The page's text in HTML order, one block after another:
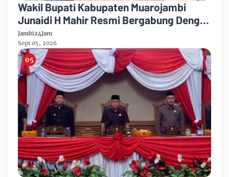
Wakil Bupati Kabupaten Muarojambi
Junaidi H Mahir Resmi Bergabung Dengan
Partai Demikrat
Jambi24Jam
Sept 05, 2026